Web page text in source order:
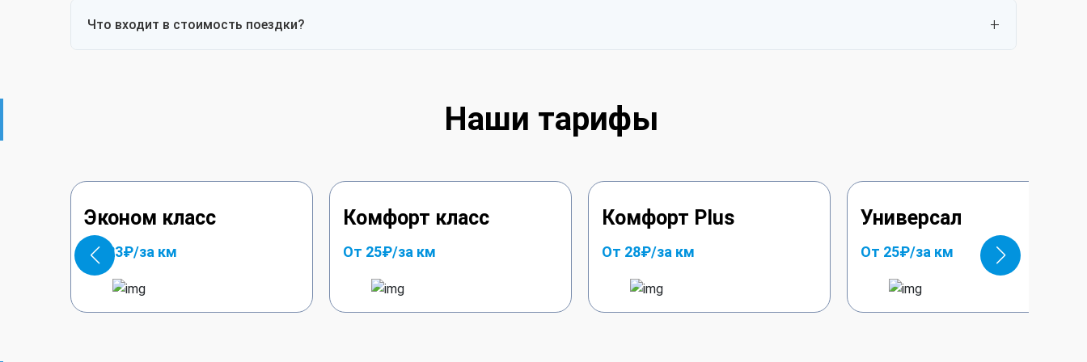
Что входит в стоимость поездки?
Наши тарифы
Эконом класс
От 23₽/за км
Комфорт класс
От 25₽/за км
Комфорт Plus
От 28₽/за км
Универсал
От 25₽/за км